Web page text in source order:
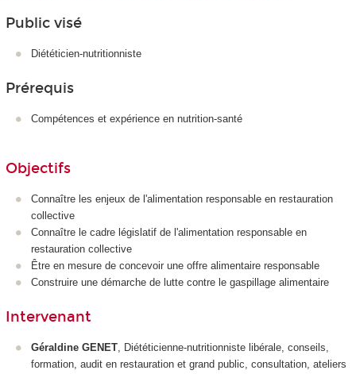
Public visé
Diététicien-nutritionniste
Prérequis
Compétences et expérience en nutrition-santé
Objectifs
Connaître les enjeux de l'alimentation responsable en restauration
collective
Connaître le cadre législatif de l'alimentation responsable en
restauration collective
Être en mesure de concevoir une offre alimentaire responsable
Construire une démarche de lutte contre le gaspillage alimentaire
Intervenant
Géraldine GENET, Diététicienne-nutritionniste libérale, conseils,
formation, audit en restauration et grand public, consultation, ateliers